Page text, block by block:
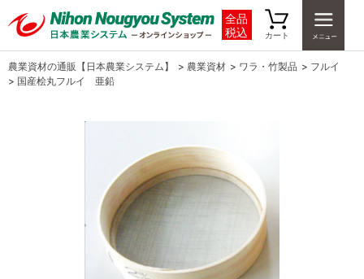
全品
税込
カート
農業資材の通販【日本農業システム】 > 農業資材 > ワラ・竹製品 > フルイ
> 国産桧丸フルイ 亜鉛